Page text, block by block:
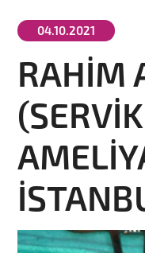
04.10.2021
RAHİM